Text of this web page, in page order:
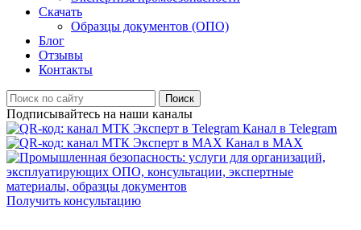
Скачать
Образцы документов (ОПО)
Блог
Отзывы
Контакты
Поиск
Подписывайтесь на наши каналы
Канал в Telegram
Канал в MAX
Получить консультацию